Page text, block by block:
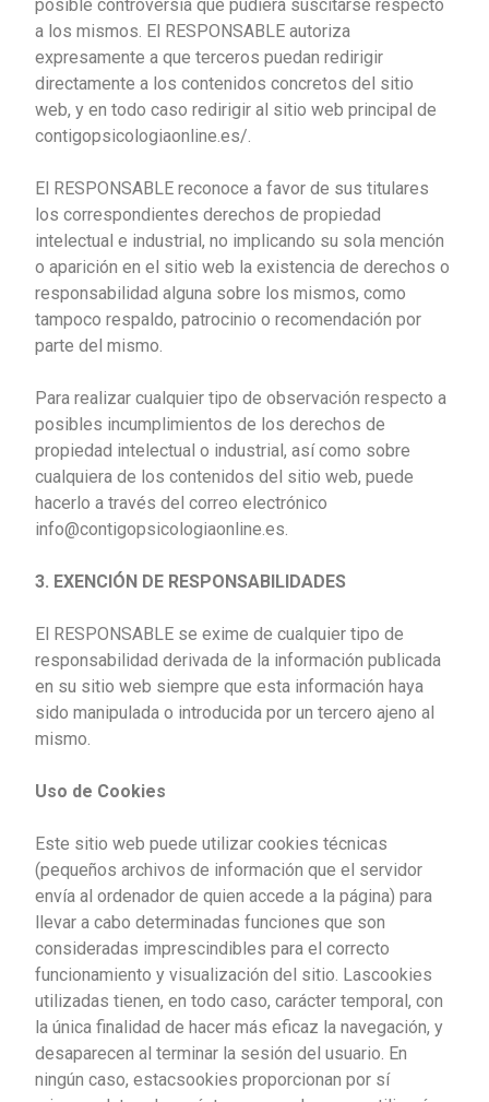
posible controversia que pudiera suscitarse respecto
a los mismos. El RESPONSABLE autoriza
expresamente a que terceros puedan redirigir
directamente a los contenidos concretos del sitio
web, y en todo caso redirigir al sitio web principal de
contigopsicologiaonline.es/.
El RESPONSABLE reconoce a favor de sus titulares
los correspondientes derechos de propiedad
intelectual e industrial, no implicando su sola mención
o aparición en el sitio web la existencia de derechos o
responsabilidad alguna sobre los mismos, como
tampoco respaldo, patrocinio o recomendación por
parte del mismo.
Para realizar cualquier tipo de observación respecto a
posibles incumplimientos de los derechos de
propiedad intelectual o industrial, así como sobre
cualquiera de los contenidos del sitio web, puede
hacerlo a través del correo electrónico
info@contigopsicologiaonline.es.
3. EXENCIÓN DE RESPONSABILIDADES
El RESPONSABLE se exime de cualquier tipo de
responsabilidad derivada de la información publicada
en su sitio web siempre que esta información haya
sido manipulada o introducida por un tercero ajeno al
mismo.
Uso de Cookies
Este sitio web puede utilizar cookies técnicas
(pequeños archivos de información que el servidor
envía al ordenador de quien accede a la página) para
llevar a cabo determinadas funciones que son
consideradas imprescindibles para el correcto
funcionamiento y visualización del sitio. Lascookies
utilizadas tienen, en todo caso, carácter temporal, con
la única finalidad de hacer más eficaz la navegación, y
desaparecen al terminar la sesión del usuario. En
ningún caso, estacsookies proporcionan por sí